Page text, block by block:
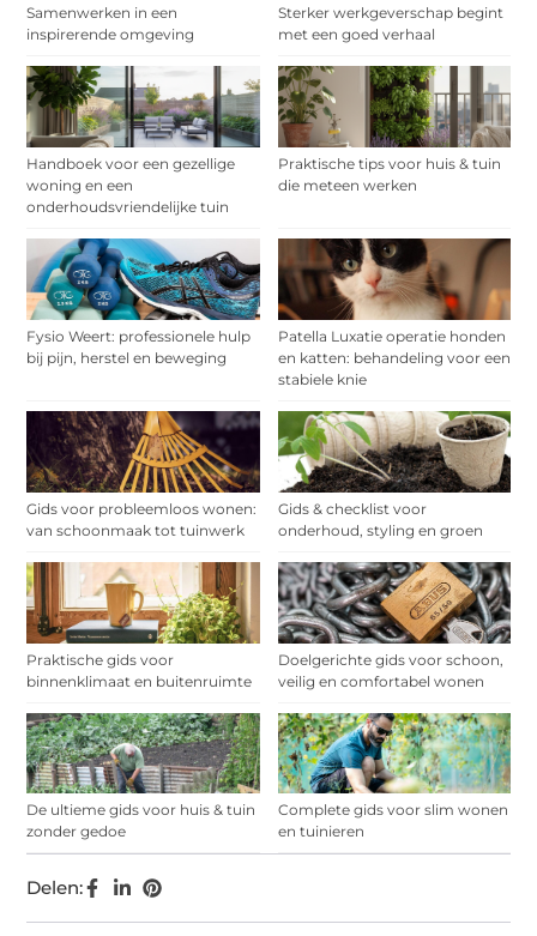
Samenwerken in een
inspirerende omgeving
Sterker werkgeverschap begint
met een goed verhaal
Handboek voor een gezellige
woning en een
onderhoudsvriendelijke tuin
Praktische tips voor huis & tuin
die meteen werken
Fysio Weert: professionele hulp
bij pijn, herstel en beweging
Patella Luxatie operatie honden
en katten: behandeling voor een
stabiele knie
Gids voor probleemloos wonen:
van schoonmaak tot tuinwerk
Gids & checklist voor
onderhoud, styling en groen
Praktische gids voor
binnenklimaat en buitenruimte
Doelgerichte gids voor schoon,
veilig en comfortabel wonen
De ultieme gids voor huis & tuin
zonder gedoe
Complete gids voor slim wonen
en tuinieren
Delen: